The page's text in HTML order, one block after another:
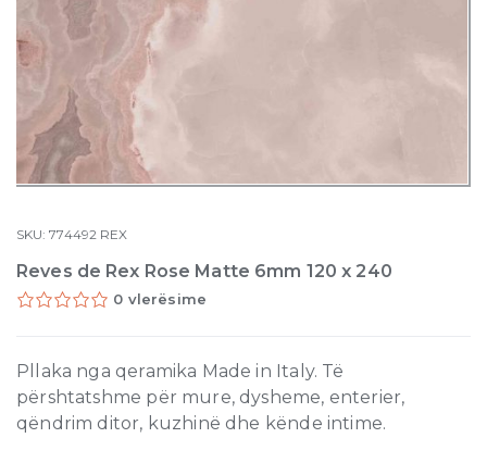
SKU:774492 REX
Reves de Rex Rose Matte 6mm 120 x 240
0 vlerësime
Pllaka nga qeramika Made in Italy. Të
përshtatshme për mure, dysheme, enterier,
qëndrim ditor, kuzhinë dhe kënde intime.